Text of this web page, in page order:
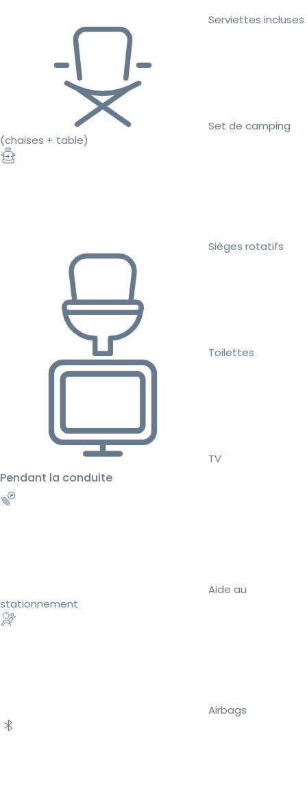
Serviettes incluses
Set de camping
(chaises + table)
Sièges rotatifs
Toilettes
TV
Pendant la conduite
Aide au
stationnement
Airbags